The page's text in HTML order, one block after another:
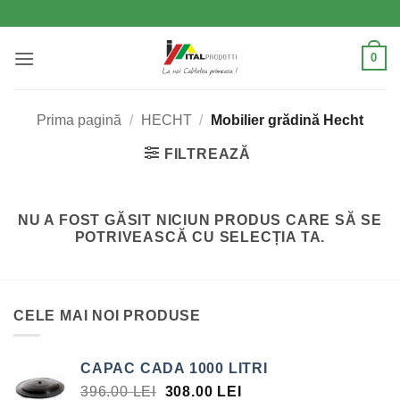
content
0
Prima pagină / HECHT / Mobilier grădină Hecht
FILTREAZĂ
NU A FOST GĂSIT NICIUN PRODUS CARE SĂ SE
POTRIVEASCĂ CU SELECȚIA TA.
CELE MAI NOI PRODUSE
CAPAC CADA 1000 LITRI
396.00LEI PREȚUL
308.00 LEI PREȚUL